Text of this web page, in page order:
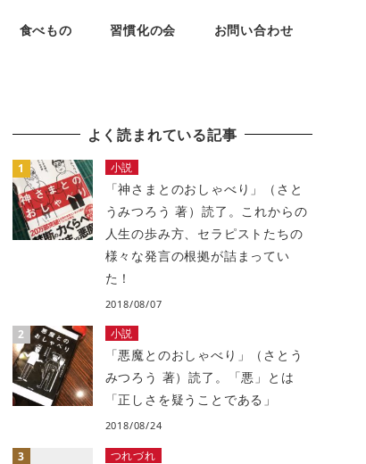
食べもの 習慣化の会 お問い合わせ
よく読まれている記事
小説
「神さまとのおしゃべり」（さと
うみつろう 著）読了。これからの
人生の歩み方、セラピストたちの
様々な発言の根拠が詰まってい
た！
2018/08/07
小説
「悪魔とのおしゃべり」（さとう
みつろう 著）読了。「悪」とは
「正しさを疑うことである」
2018/08/24
つれづれ